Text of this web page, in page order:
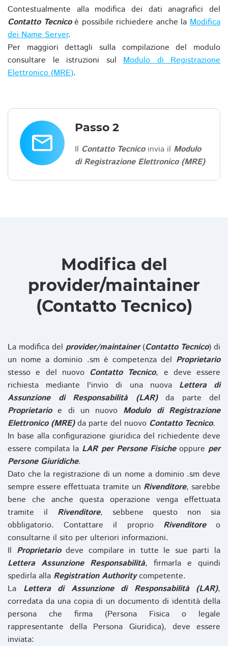
Contestualmente alla modifica dei dati anagrafici del
Contatto Tecnicoè possibile richiedere anche laModifica
dei Name Server.
Per maggiori dettagli sulla compilazione del modulo
consultare le istruzioni sul Modulo di Registrazione
Elettronico (MRE).
email
Passo 2
Il Contatto Tecnicoinvia il Modulo
di Registrazione Elettronico (MRE)
Modifica del
provider/maintainer
(Contatto Tecnico)
La modifica del provider/maintainer(Contatto Tecnico) di
un nome a dominio .sm è competenza del Proprietario
stesso e del nuovo Contatto Tecnico, e deve essere
richiesta mediante l'invio di una nuova Lettera di
Assunzione di Responsabilità (LAR)da parte del
Proprietarioe di un nuovo Modulo di Registrazione
Elettronico (MRE)da parte del nuovo Contatto Tecnico.
In base alla configurazione giuridica del richiedente deve
essere compilata la LAR per Persone Fisicheoppure per
Persone Giuridiche.
Dato che la registrazione di un nome a dominio .sm deve
sempre essere effettuata tramite un Rivenditore, sarebbe
bene che anche questa operazione venga effettuata
tramite il Rivenditore, sebbene questo non sia
obbligatorio. Contattare il proprio Rivenditoreo
consultarne il sito per ulteriori informazioni.
Il Proprietariodeve compilare in tutte le sue parti la
Lettera Assunzione Responsabilità, firmarla e quindi
spedirla alla Registration Authoritycompetente.
La Lettera di Assunzione di Responsabilità (LAR),
corredata da una copia di un documento di identità della
persona che firma (Persona Fisica o legale
rappresentante della Persona Giuridica), deve essere
inviata: